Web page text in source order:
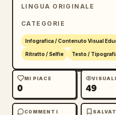
LINGUA ORIGINALE
CATEGORIE
Infografica / Contenuto Visual
Ritratto / Selfie Testo /
MI PIACE
0 49
COMMENTI